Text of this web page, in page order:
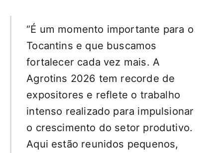
“É um momento importante para o
Tocantins e que buscamos
fortalecer cada vez mais. A
Agrotins 2026 tem recorde de
expositores e reflete o trabalho
intenso realizado para impulsionar
o crescimento do setor produtivo.
Aqui estão reunidos pequenos,